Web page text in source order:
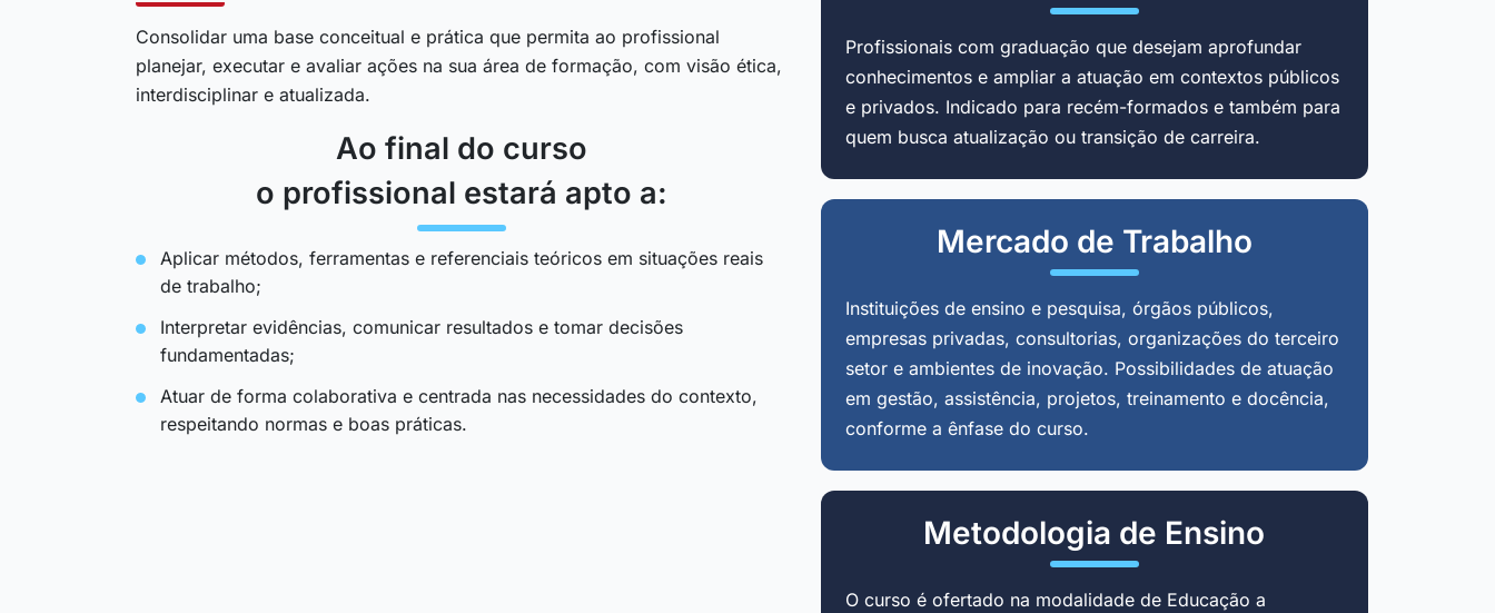
Consolidar uma base conceitual e prática que permita ao profissional
planejar, executar e avaliar ações na sua área de formação, com visão ética,
interdisciplinar e atualizada.
Ao final do curso
o profissional estará apto a:
Aplicar métodos, ferramentas e referenciais teóricos em situações reais
de trabalho;
Interpretar evidências, comunicar resultados e tomar decisões
fundamentadas;
Atuar de forma colaborativa e centrada nas necessidades do contexto,
respeitando normas e boas práticas.
Profissionais com graduação que desejam aprofundar
conhecimentos e ampliar a atuação em contextos públicos
e privados. Indicado para recém-formados e também para
quem busca atualização ou transição de carreira.
Mercado de Trabalho
Instituições de ensino e pesquisa, órgãos públicos,
empresas privadas, consultorias, organizações do terceiro
setor e ambientes de inovação. Possibilidades de atuação
em gestão, assistência, projetos, treinamento e docência,
conforme a ênfase do curso.
Metodologia de Ensino
O curso é ofertado na modalidade de Educação a